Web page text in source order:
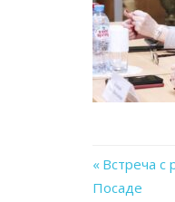
Previous
Post:
Встреча с
Посаде